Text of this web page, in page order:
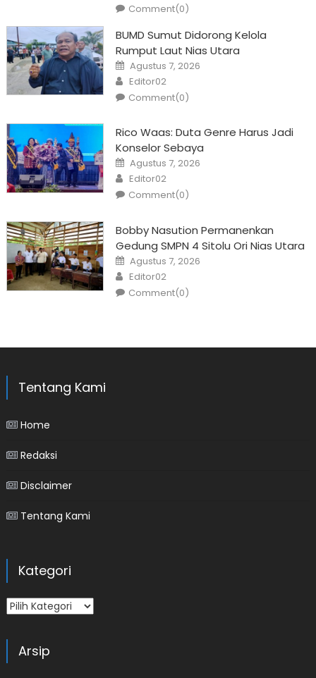
Comment(0)
BUMD Sumut Didorong Kelola
Rumput Laut Nias Utara
Posted
on
Agustus 7, 2026
Author
Editor02
Comment(0)
Rico Waas: Duta Genre Harus Jadi
Konselor Sebaya
Posted
on
Agustus 7, 2026
Author
Editor02
Comment(0)
Bobby Nasution Permanenkan
Gedung SMPN 4 Sitolu Ori Nias Utara
Posted
on
Agustus 7, 2026
Author
Editor02
Comment(0)
Tentang Kami
Home
Redaksi
Disclaimer
Tentang Kami
Kategori
Kategori
Arsip